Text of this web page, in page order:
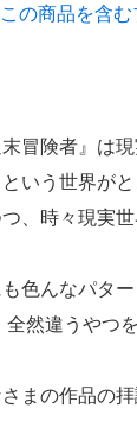
この商品を含
末冒険者』は
いう世界が
つ、時々現実
色んなパタ
全然違うやつ
まの作品の